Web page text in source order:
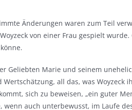
Änderungen waren zum Teil
von einer Frau gespielt
Geliebten Marie und seinem
all das, was Woyzeck
sich zu beweisen, „ein guter
auch unterbewusst, im Laufe